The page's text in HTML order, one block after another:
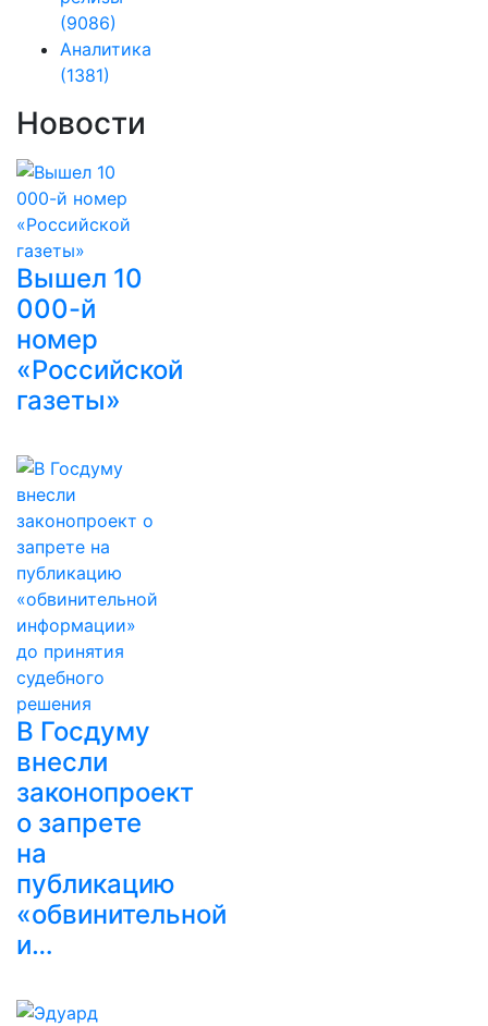
(9086)
Аналитика
(1381)
Новости
Вышел 10
000-й
номер
«Российской
газеты»
В Госдуму
внесли
законопроект
о запрете
на
публикацию
«обвинительной
и…